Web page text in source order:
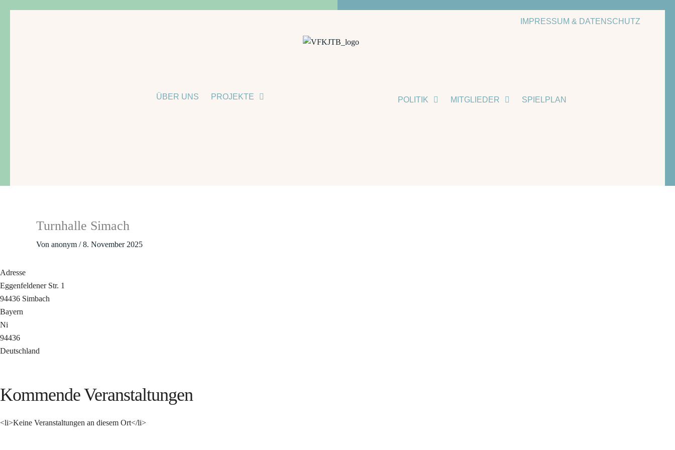
ÜBER UNS PROJEKTE
IMPRESSUM & DATENSCHUTZ
POLITIK MITGLIEDER SPIELPLAN
Turnhalle Simach
Von anonym /8. November 2025
Adresse
Eggenfeldener Str. 1
94436 Simbach
Bayern
Ni
94436
Deutschland
Kommende Veranstaltungen
<li>Keine Veranstaltungen an diesem Ort</li>